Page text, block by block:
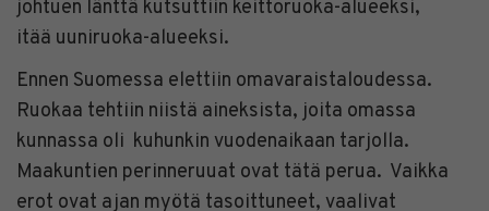
johtuen länttä kutsuttiin keittoruoka-alueeksi,
itää uuniruoka-alueeksi.
Ennen Suomessa elettiin omavaraistaloudessa.
Ruokaa tehtiin niistä aineksista, joita omassa
kunnassa oli kuhunkin vuodenaikaan tarjolla.
Maakuntien perinneruuat ovat tätä perua. Vaikka
erot ovat ajan myötä tasoittuneet, vaalivat